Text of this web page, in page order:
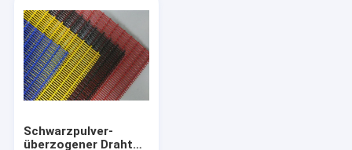
Schwarzpulver-
überzogener Draht